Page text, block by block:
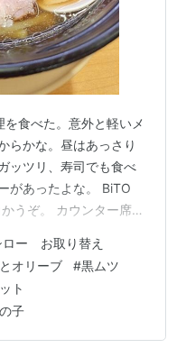
食べた。意外と軽いメ
らかな。昼はあっさり
ッツリ、寿司でも食べ
があったよな。 BiTO
うぞ。 カウンター席に
ニューをチェックだ。
、得ネタ祭ね。本鮪が
まないといけないね。
ーストビーフマウンテ
大トロ頼むよなって思
ロー お取り替え
オリーブ #黒ムツ
ト
子